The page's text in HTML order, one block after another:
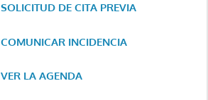
SOLICITUD DE CITA PREVIA
COMUNICAR INCIDENCIA
VER LA AGENDA